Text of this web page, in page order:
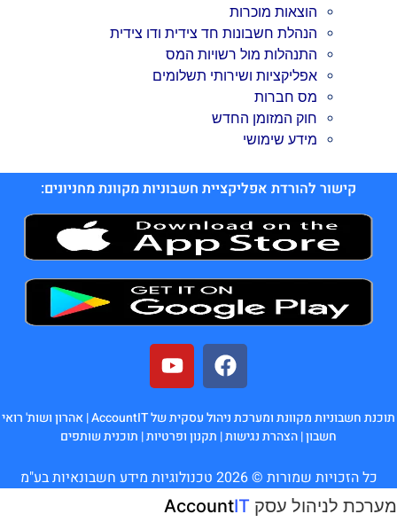
הוצאות מוכרות
הנהלת חשבונות חד צידית ודו צידית
התנהלות מול רשויות המס
אפליקציות ושירותי תשלומים
מס חברות
חוק המזומן החדש
מידע שימושי
קישור להורדת אפליקציית חשבוניות מקוונת מחניונים:
תוכנת חשבוניות מקוונת ומערכת ניהול עסקית של AccountIT |
אהרון ושות' רואי
חשבון|הצהרת נגישות| תקנון ופרטיות| תוכנית שותפים
כל הזכויות שמורות © 2026 טכנולוגיות מידע חשבונאיות בע"מ
מערכת לניהול עסק
AccountIT